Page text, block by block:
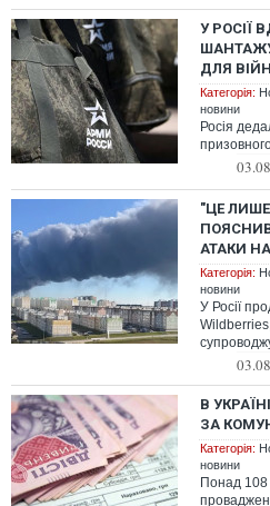
У РОСІЇ
ДЛЯ
Категорія:
новини
Росія
"ЦЕ
АТАКИ НА
Категорія:
новини
У Росії
В
ЗА
Категорія:
новини
Понад 108